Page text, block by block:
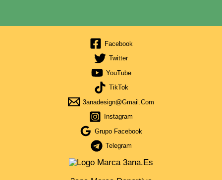
Facebook
Twitter
YouTube
TikTok
3anadesign@gmail.com
Instagram
Grupo Facebook
Telegram